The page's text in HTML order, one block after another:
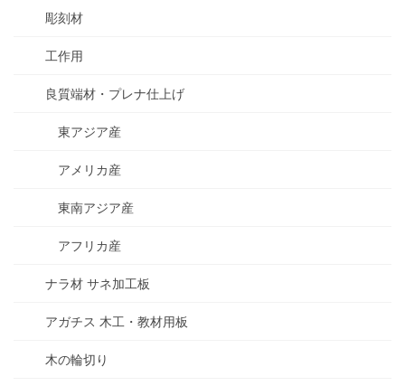
彫刻材
工作用
良質端材・プレナ仕上げ
東アジア産
アメリカ産
東南アジア産
アフリカ産
ナラ材 サネ加工板
アガチス 木工・教材用板
木の輪切り